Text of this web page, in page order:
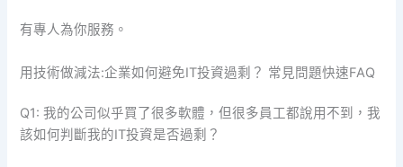
有專人為你服務。
用技術做減法:企業如何避免IT投資過剩？ 常見問題快速FAQ
Q1: 我的公司似乎買了很多軟體，但很多員工都說用不到，我
該如何判斷我的IT投資是否過剩？